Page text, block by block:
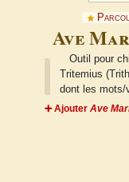
Ave
Outil pour
Tritemius
dont les mots/
➕ Ajouter Ave